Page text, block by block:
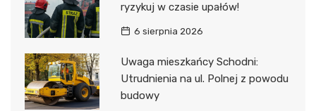
ryzykuj w czasie upałów!
6 sierpnia 2026
Uwaga mieszkańcy Schodni:
Utrudnienia na ul. Polnej z powodu
budowy